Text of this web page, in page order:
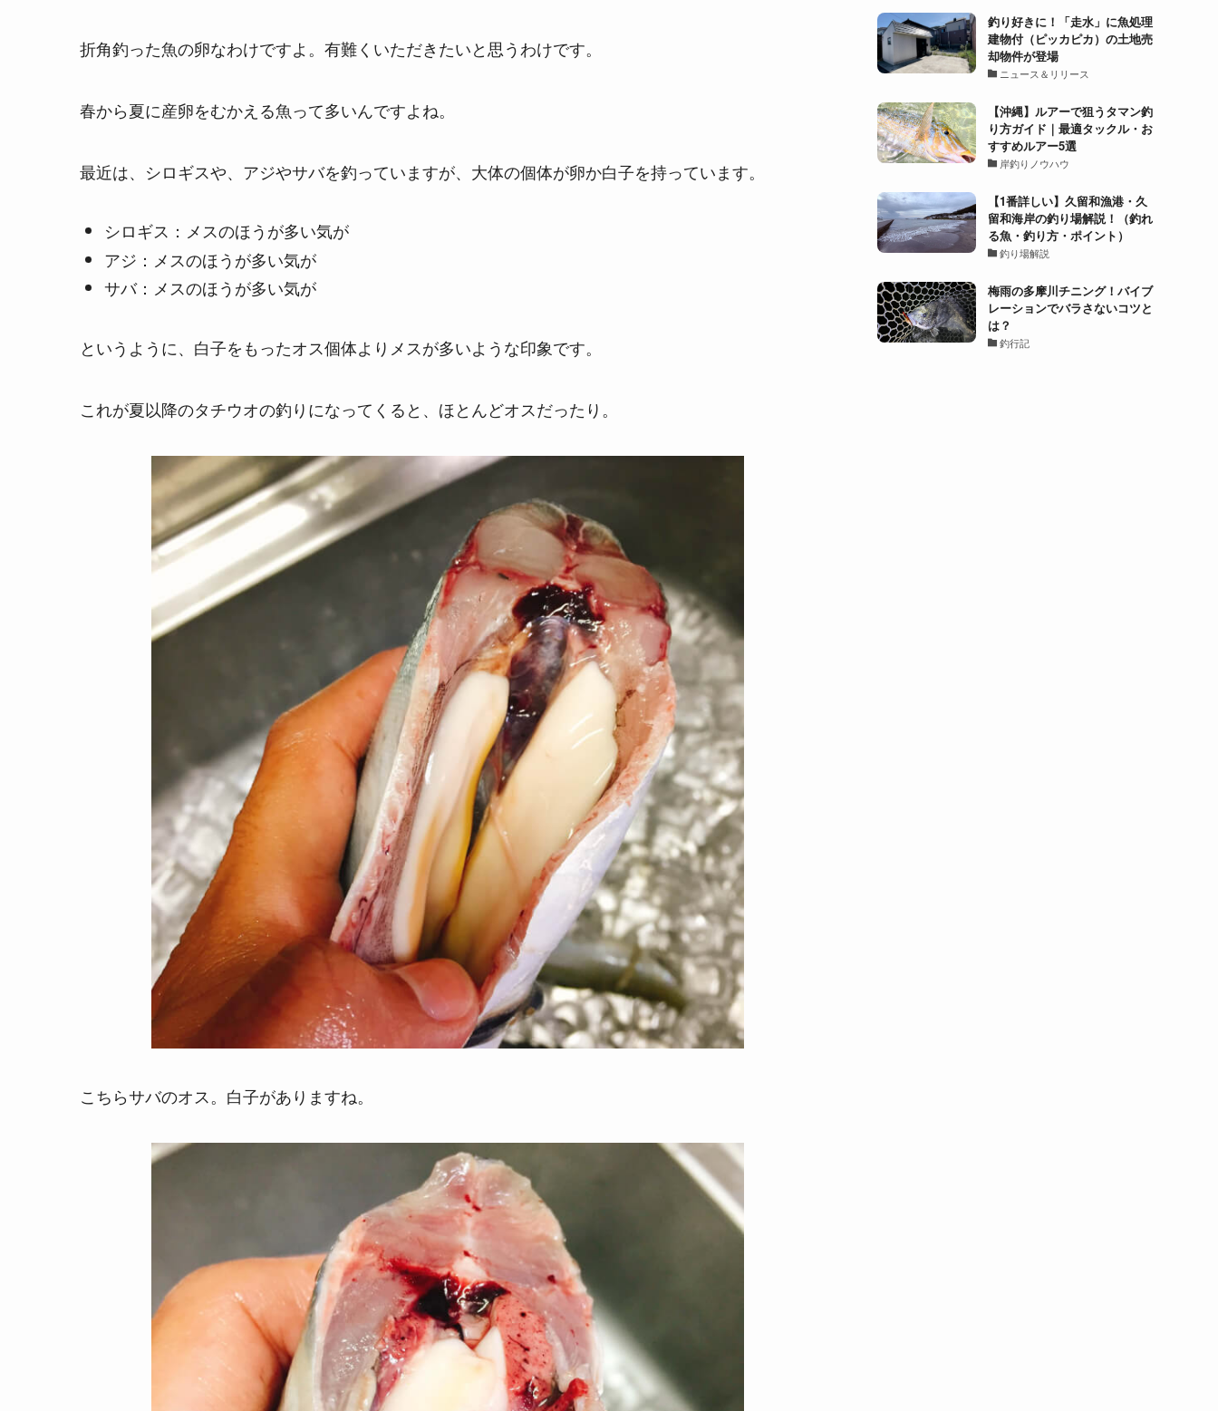
折角釣った魚の卵なわけですよ。有難くいただきたいと思うわけです。
春から夏に産卵をむかえる魚って多いんですよね。
最近は、シロギスや、アジやサバを釣っていますが、大体の個体が卵か白子を持っています。
シロギス：メスのほうが多い気が
アジ：メスのほうが多い気が
サバ：メスのほうが多い気が
というように、白子をもったオス個体よりメスが多いような印象です。
これが夏以降のタチウオの釣りになってくると、ほとんどオスだったり。
こちらサバのオス。白子がありますね。
釣り好きに！「走水」に魚処理
建物付（ピッカピカ）の土地売
却物件が登場
ニュース＆リリース
【沖縄】ルアーで狙うタマン釣
り方ガイド｜最適タックル・お
すすめルアー5選
岸釣りノウハウ
【1番詳しい】久留和漁港・久
留和海岸の釣り場解説！（釣れ
る魚・釣り方・ポイント）
釣り場解説
梅雨の多摩川チニング！バイブ
レーションでバラさないコツと
は？
釣行記